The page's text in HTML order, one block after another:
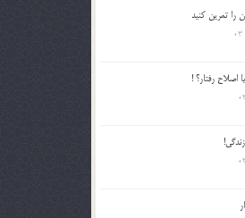
را تمرين كنيد
اصلاح رفتار؟ !